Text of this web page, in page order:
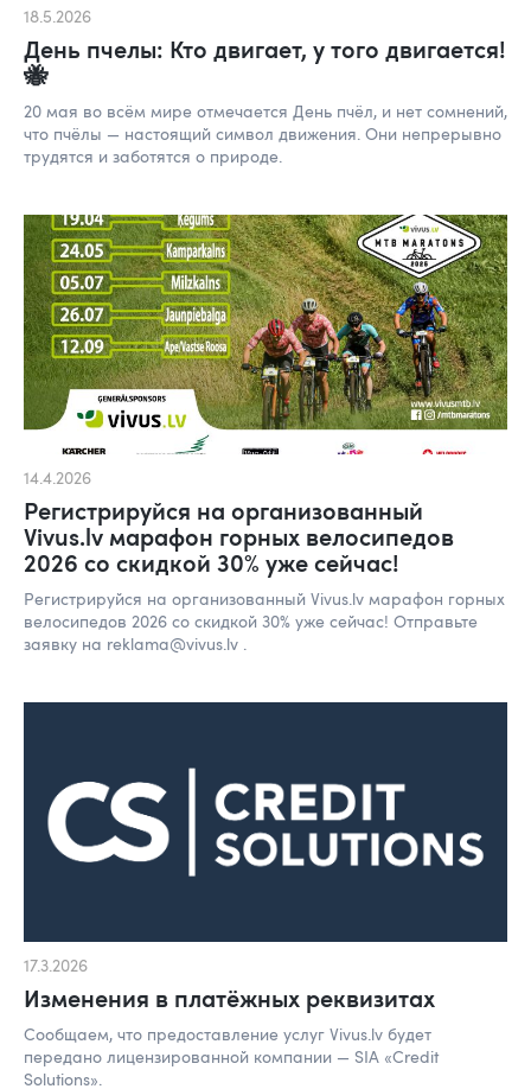
18.5.2026
День пчелы: Кто двигает, у того двигается!
🐝
20 мая во всём мире отмечается День пчёл, и нет сомнений,
что пчёлы — настоящий символ движения. Они непрерывно
трудятся и заботятся о природе.
14.4.2026
Регистрируйся на организованный
Vivus.lv марафон горных велосипедов
2026 со скидкой 30% уже сейчас!
Регистрируйся на организованный Vivus.lv марафон горных
велосипедов 2026 со скидкой 30% уже сейчас! Отправьте
заявку на reklama@vivus.lv .
17.3.2026
Изменения в платёжных реквизитах
Сообщаем, что предоставление услуг Vivus.lv будет
передано лицензированной компании — SIA «Credit
Solutions».